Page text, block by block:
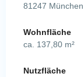
81247 München
Wohnfläche
ca. 137,80 m²
Nutzfläche